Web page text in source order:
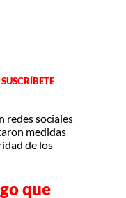
SUSCRÍBETE
redes sociales
medidas
de los
que